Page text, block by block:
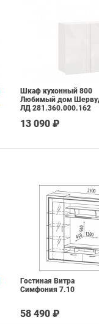
Шкаф кухонный 800
Любимый дом
ЛД 281.360.000.162
13 090 ₽
Гостиная Витра
Симфония 7.10
58 490 ₽